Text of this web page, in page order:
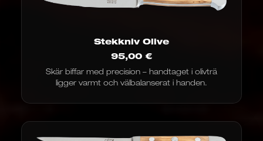
Stekkniv Olive
95,00 €
Skär biffar med precision – handtaget i olivträ
ligger varmt och välbalanserat i handen.